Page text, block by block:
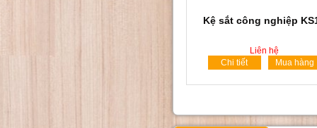
Kệ sắt công nghiệp
Liên hệ
Chi tiết
Mua hàng